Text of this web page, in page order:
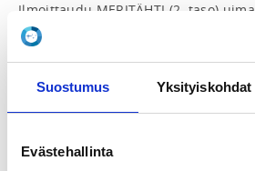
Suostumus Yksityiskohdat
Evästehallinta
Ilmoittaudu MERITÄHTI (2. taso)
klo 9:00 alkaen.
Meritähti uimakoulu järjestetään
22.3.-24.5.2026 klo 10:15-10:45.
Huom. Pääsiäisenä 4.-5.4. EI
Kurssijakso sisältää 9 uintikertaa.